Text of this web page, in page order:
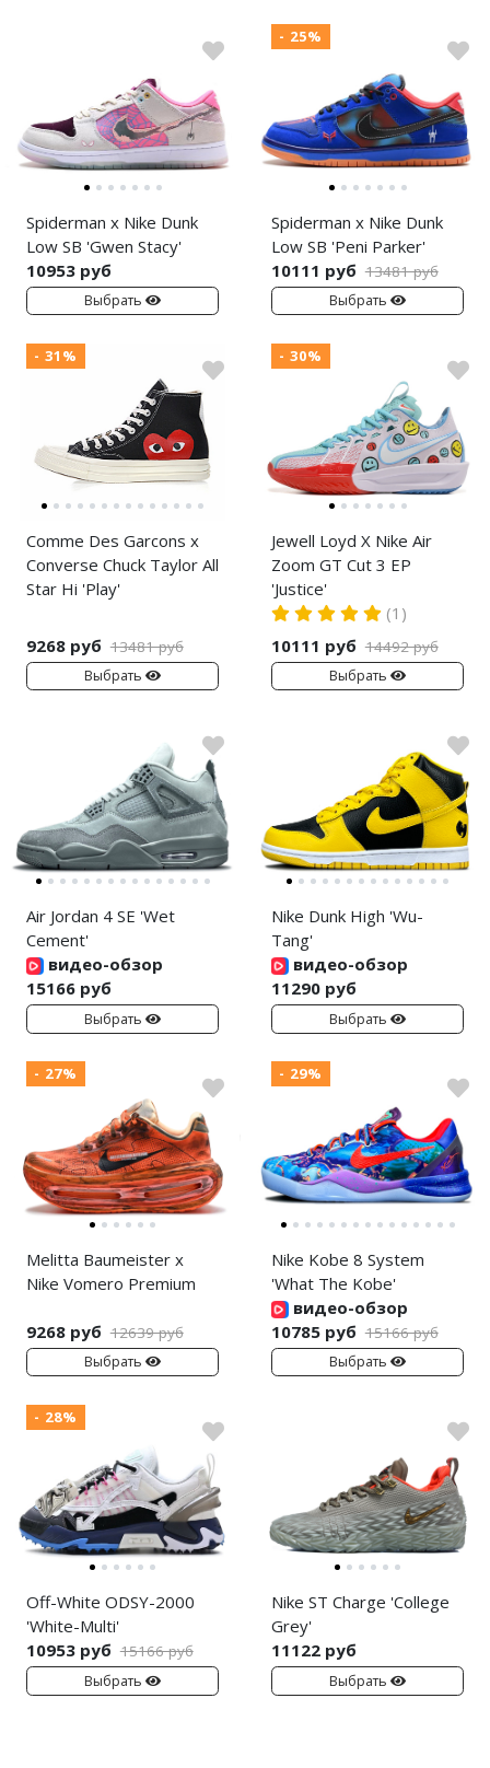
Spiderman x Nike Dunk
Low SB 'Gwen Stacy'
10953 руб
Выбрать
- 25%
Spiderman x Nike Dunk
Low SB 'Peni Parker'
10111 руб 13481 руб
Выбрать
- 31%
Comme Des Garcons x
Converse Chuck Taylor All
Star Hi 'Play'
9268 руб 13481 руб
Выбрать
- 30%
Jewell Loyd X Nike Air
Zoom GT Cut 3 EP
'Justice'
(1)
10111 руб 14492 руб
Выбрать
Air Jordan 4 SE 'Wet
Cement'
видео-обзор
15166 руб
Выбрать
Nike Dunk High 'Wu-
Tang'
видео-обзор
11290 руб
Выбрать
- 27%
Melitta Baumeister x
Nike Vomero Premium
9268 руб 12639 руб
Выбрать
- 29%
Nike Kobe 8 System
'What The Kobe'
видео-обзор
10785 руб 15166 руб
Выбрать
- 28%
Off-White ODSY-2000
'White-Multi'
10953 руб 15166 руб
Выбрать
Nike ST Charge 'College
Grey'
11122 руб
Выбрать